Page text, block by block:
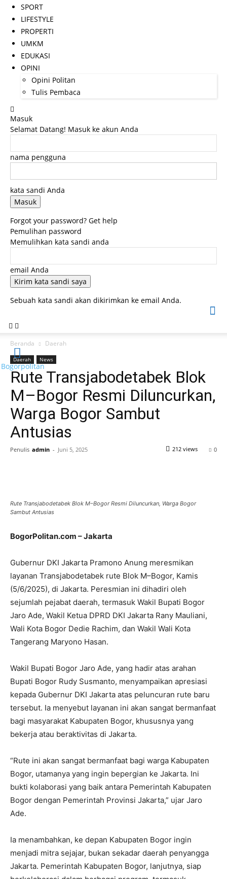
SPORT
LIFESTYLE
PROPERTI
UMKM
EDUKASI
OPINI
Opini Politan
Tulis Pembaca
Masuk
Selamat Datang! Masuk ke akun Anda
nama pengguna
kata sandi Anda
Forgot your password? Get help
Pemulihan password
Memulihkan kata sandi anda
email Anda
Sebuah kata sandi akan dikirimkan ke email Anda.
Bogorpolitan
Beranda Daerah
Daerah News
Rute Transjabodetabek Blok
M–Bogor Resmi Diluncurkan,
Warga Bogor Sambut
Antusias
Penulis admin - Juni 5, 2025 0
212 views
Rute Transjabodetabek Blok M–Bogor Resmi Diluncurkan, Warga Bogor
Sambut Antusias
BogorPolitan.com – Jakarta
Gubernur DKI Jakarta Pramono Anung meresmikan
layanan Transjabodetabek rute Blok M–Bogor, Kamis
(5/6/2025), di Jakarta. Peresmian ini dihadiri oleh
sejumlah pejabat daerah, termasuk Wakil Bupati Bogor
Jaro Ade, Wakil Ketua DPRD DKI Jakarta Rany Mauliani,
Wali Kota Bogor Dedie Rachim, dan Wakil Wali Kota
Tangerang Maryono Hasan.
Wakil Bupati Bogor Jaro Ade, yang hadir atas arahan
Bupati Bogor Rudy Susmanto, menyampaikan apresiasi
kepada Gubernur DKI Jakarta atas peluncuran rute baru
tersebut. Ia menyebut layanan ini akan sangat bermanfaat
bagi masyarakat Kabupaten Bogor, khususnya yang
bekerja atau beraktivitas di Jakarta.
“Rute ini akan sangat bermanfaat bagi warga Kabupaten
Bogor, utamanya yang ingin bepergian ke Jakarta. Ini
bukti kolaborasi yang baik antara Pemerintah Kabupaten
Bogor dengan Pemerintah Provinsi Jakarta,” ujar Jaro
Ade.
Ia menambahkan, ke depan Kabupaten Bogor ingin
menjadi mitra sejajar, bukan sekadar daerah penyangga
Jakarta. Pemerintah Kabupaten Bogor, lanjutnya, siap